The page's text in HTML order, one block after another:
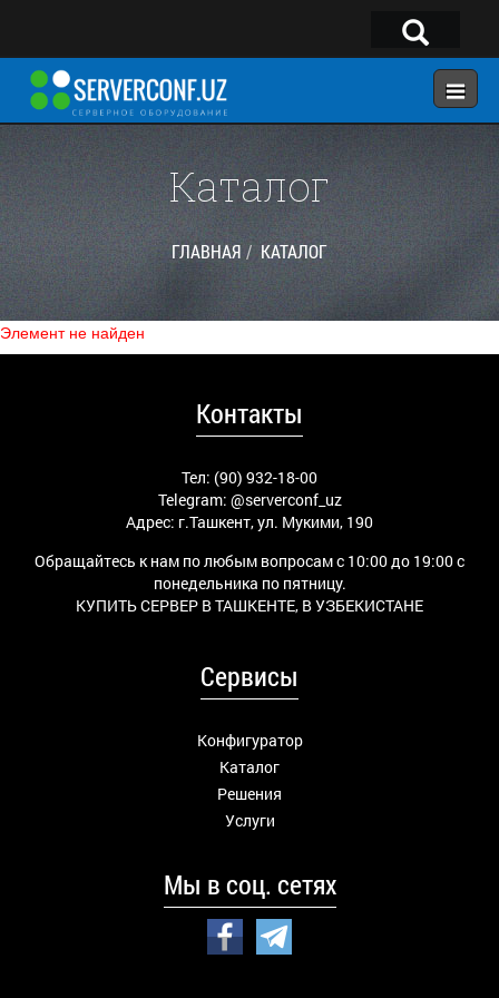
×
ГЛАВНАЯ
КОНФИГУРАТОР
КАТАЛОГ
УСЛУГИ
Telegram:@serverconf_uz
Тел: (90) 932-18-00
Каталог
ГЛАВНАЯ КАТАЛОГ
Элемент не найден
Контакты
Тел: (90) 932-18-00
Telegram: @serverconf_uz
Адрес: г.Ташкент, ул. Мукими, 190
Обращайтесь к нам по любым вопросам с 10:00 до 19:00 с
понедельника по пятницу.
КУПИТЬ СЕРВЕР В ТАШКЕНТЕ, В УЗБЕКИСТАНЕ
Сервисы
Конфигуратор
Каталог
Решения
Услуги
Мы в соц. сетях